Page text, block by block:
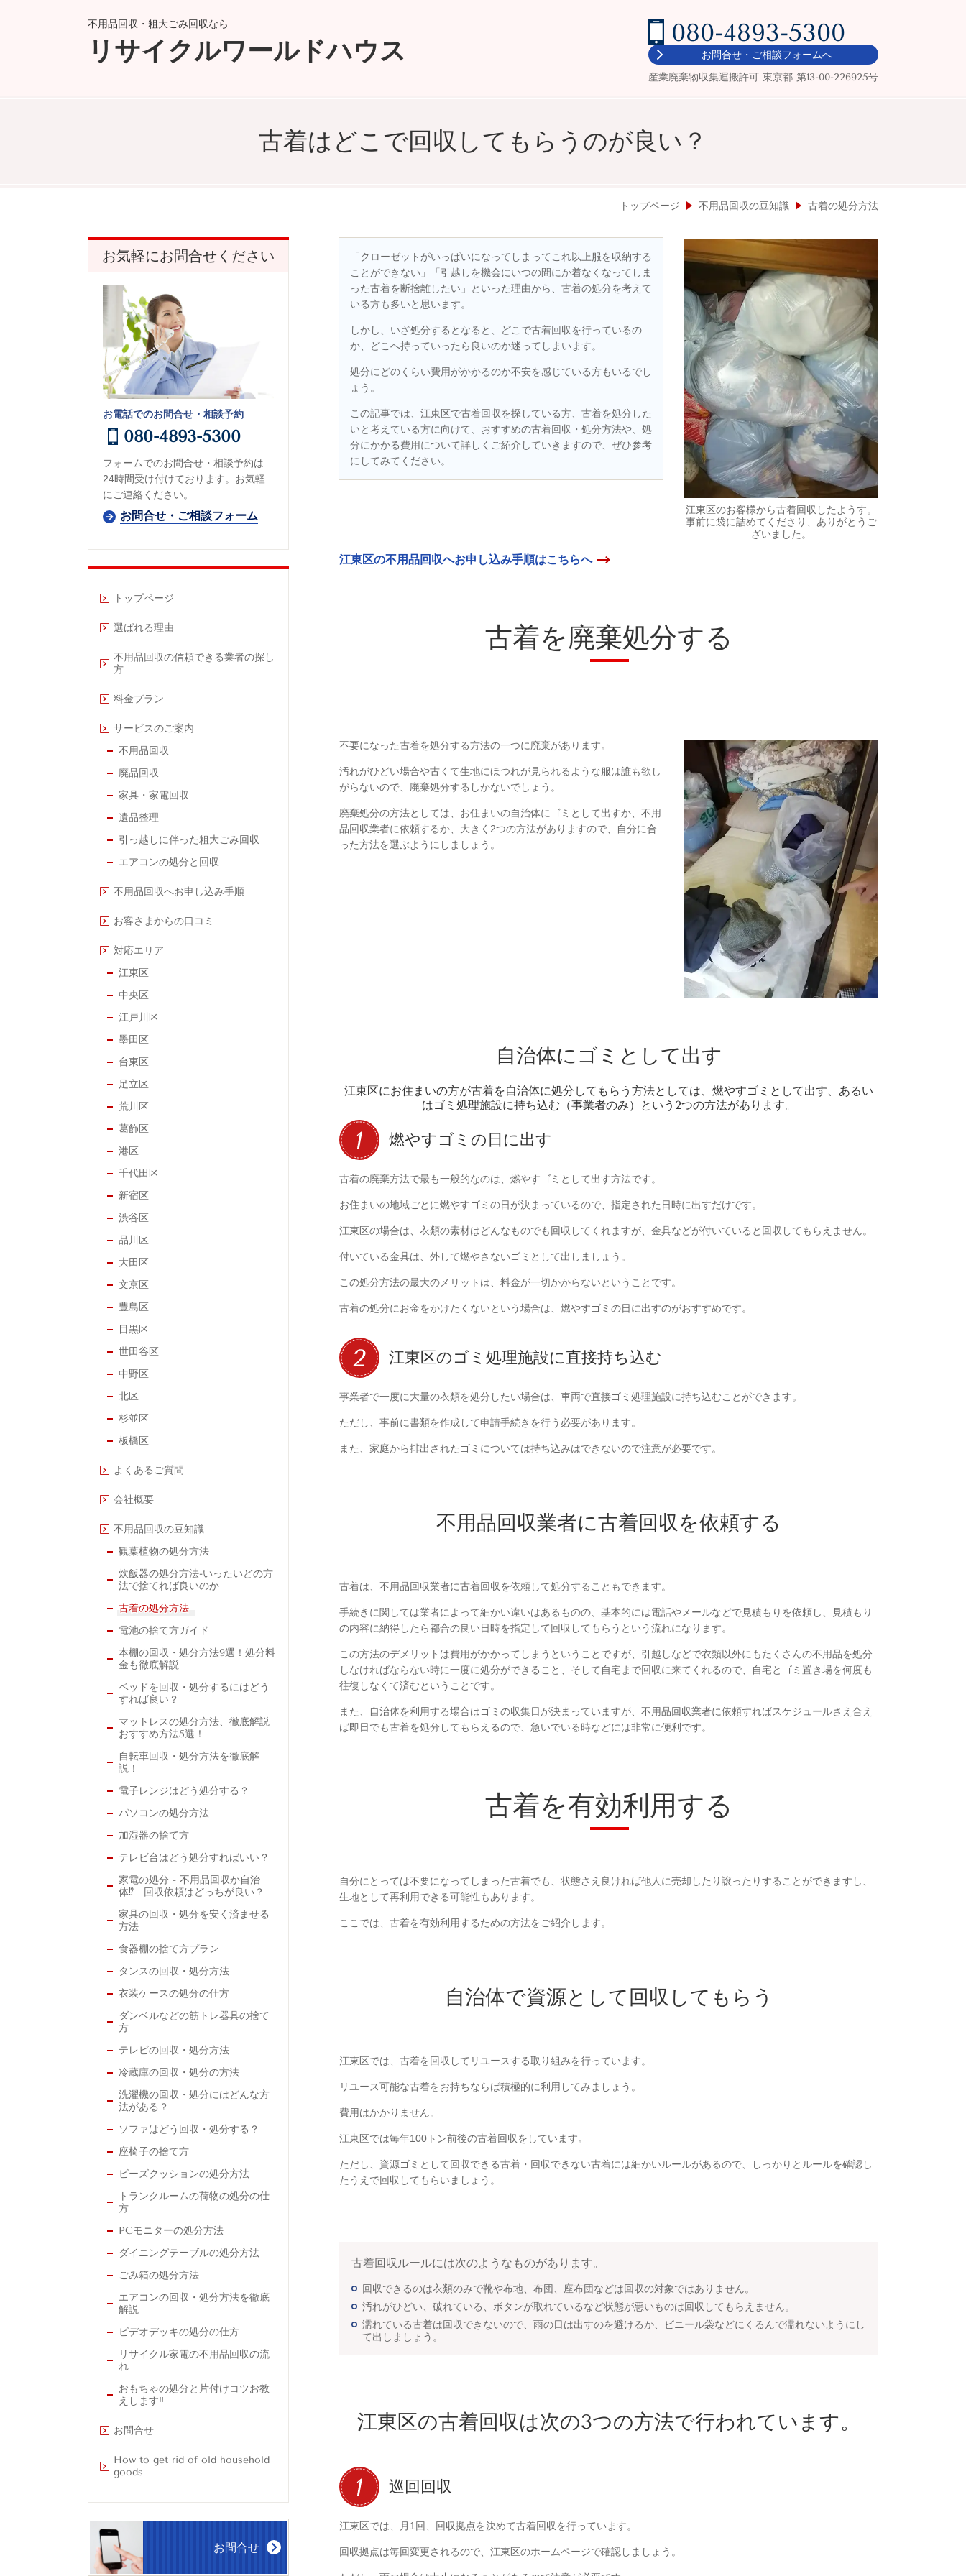
不用品回収・粗大ごみ回収なら
リサイクルワールドハウス
080-4893-5300
お問合せ・ご相談フォームへ
産業廃棄物収集運搬許可 東京都 第13-00-226925号
古着はどこで回収してもらうのが良い？
トップページ 不用品回収の豆知識 古着の処分方法
江東区のお客様から古着回収したようす。
事前に袋に詰めてくださり、ありがとうご
ざいました。
「クローゼットがいっぱいになってしまってこれ以上服を収納する
ことができない」「引越しを機会にいつの間にか着なくなってしま
った古着を断捨離したい」といった理由から、古着の処分を考えて
いる方も多いと思います。
しかし、いざ処分するとなると、どこで古着回収を行っているの
か、どこへ持っていったら良いのか迷ってしまいます。
処分にどのくらい費用がかかるのか不安を感じている方もいるでし
ょう。
この記事では、江東区で古着回収を探している方、古着を処分した
いと考えている方に向けて、おすすめの古着回収・処分方法や、処
分にかかる費用について詳しくご紹介していきますので、ぜひ参考
にしてみてください。
江東区の不用品回収へお申し込み手順はこちらへ
古着を廃棄処分する
不要になった古着を処分する方法の一つに廃棄があります。
汚れがひどい場合や古くて生地にほつれが見られるような服は誰も欲し
がらないので、廃棄処分するしかないでしょう。
廃棄処分の方法としては、お住まいの自治体にゴミとして出すか、不用
品回収業者に依頼するか、大きく2つの方法がありますので、自分に合
った方法を選ぶようにしましょう。
自治体にゴミとして出す
江東区にお住まいの方が古着を自治体に処分してもらう方法としては、燃やすゴミとして出す、あるい
はゴミ処理施設に持ち込む（事業者のみ）という2つの方法があります。
燃やすゴミの日に出す
古着の廃棄方法で最も一般的なのは、燃やすゴミとして出す方法です。
お住まいの地域ごとに燃やすゴミの日が決まっているので、指定された日時に出すだけです。
江東区の場合は、衣類の素材はどんなものでも回収してくれますが、金具などが付いていると回収してもらえません。
付いている金具は、外して燃やさないゴミとして出しましょう。
この処分方法の最大のメリットは、料金が一切かからないということです。
古着の処分にお金をかけたくないという場合は、燃やすゴミの日に出すのがおすすめです。
江東区のゴミ処理施設に直接持ち込む
事業者で一度に大量の衣類を処分したい場合は、車両で直接ゴミ処理施設に持ち込むことができます。
ただし、事前に書類を作成して申請手続きを行う必要があります。
また、家庭から排出されたゴミについては持ち込みはできないので注意が必要です。
不用品回収業者に古着回収を依頼する
古着は、不用品回収業者に古着回収を依頼して処分することもできます。
手続きに関しては業者によって細かい違いはあるものの、基本的には電話やメールなどで見積もりを依頼し、見積もり
の内容に納得したら都合の良い日時を指定して回収してもらうという流れになります。
この方法のデメリットは費用がかかってしまうということですが、引越しなどで衣類以外にもたくさんの不用品を処分
しなければならない時に一度に処分ができること、そして自宅まで回収に来てくれるので、自宅とゴミ置き場を何度も
往復しなくて済むということです。
また、自治体を利用する場合はゴミの収集日が決まっていますが、不用品回収業者に依頼すればスケジュールさえ合え
ば即日でも古着を処分してもらえるので、急いでいる時などには非常に便利です。
古着を有効利用する
自分にとっては不要になってしまった古着でも、状態さえ良ければ他人に売却したり譲ったりすることができますし、
生地として再利用できる可能性もあります。
ここでは、古着を有効利用するための方法をご紹介します。
自治体で資源として回収してもらう
江東区では、古着を回収してリユースする取り組みを行っています。
リユース可能な古着をお持ちならば積極的に利用してみましょう。
費用はかかりません。
江東区では毎年100トン前後の古着回収をしています。
ただし、資源ゴミとして回収できる古着・回収できない古着には細かいルールがあるので、しっかりとルールを確認し
たうえで回収してもらいましょう。
古着回収ルールには次のようなものがあります。
回収できるのは衣類のみで靴や布地、布団、座布団などは回収の対象ではありません。
汚れがひどい、破れている、ボタンが取れているなど状態が悪いものは回収してもらえません。
濡れている古着は回収できないので、雨の日は出すのを避けるか、ビニール袋などにくるんで濡れないようにし
て出しましょう。
江東区の古着回収は次の3つの方法で行われています。
巡回回収
江東区では、月1回、回収拠点を決めて古着回収を行っています。
回収拠点は毎回変更されるので、江東区のホームページで確認しましょう。
お気軽にお問合せください
お電話でのお問合せ・相談予約
080-4893-5300
フォームでのお問合せ・相談予約は
24時間受け付けております。お気軽
にご連絡ください。
お問合せ・ご相談フォーム
トップページ
選ばれる理由
不用品回収の信頼できる業者の探し
方
料金プラン
サービスのご案内
不用品回収
廃品回収
家具・家電回収
遺品整理
引っ越しに伴った粗大ごみ回収
エアコンの処分と回収
不用品回収へお申し込み手順
お客さまからの口コミ
対応エリア
江東区
中央区
江戸川区
墨田区
台東区
足立区
荒川区
葛飾区
港区
千代田区
新宿区
渋谷区
品川区
大田区
文京区
豊島区
目黒区
世田谷区
中野区
北区
杉並区
板橋区
よくあるご質問
会社概要
不用品回収の豆知識
観葉植物の処分方法
炊飯器の処分方法-いったいどの方
法で捨てれば良いのか
古着の処分方法
電池の捨て方ガイド
本棚の回収・処分方法9選！処分料
金も徹底解説
ベッドを回収・処分するにはどう
すれば良い？
マットレスの処分方法、徹底解説
おすすめ方法5選！
自転車回収・処分方法を徹底解
説！
電子レンジはどう処分する？
パソコンの処分方法
加湿器の捨て方
テレビ台はどう処分すればいい？
家電の処分 - 不用品回収か自治
体⁉ 回収依頼はどっちが良い？
家具の回収・処分を安く済ませる
方法
食器棚の捨て方プラン
タンスの回収・処分方法
衣装ケースの処分の仕方
ダンベルなどの筋トレ器具の捨て
方
テレビの回収・処分方法
冷蔵庫の回収・処分の方法
洗濯機の回収・処分にはどんな方
法がある？
ソファはどう回収・処分する？
座椅子の捨て方
ビーズクッションの処分方法
トランクルームの荷物の処分の仕
方
PCモニターの処分方法
ダイニングテーブルの処分方法
ごみ箱の処分方法
エアコンの回収・処分方法を徹底
解説
ビデオデッキの処分の仕方
リサイクル家電の不用品回収の流
れ
おもちゃの処分と片付けコツお教
えします‼
お問合せ
How to get rid of old household
goods
お問合せ